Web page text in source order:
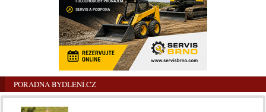
PORADNA BYDLENÍ.CZ